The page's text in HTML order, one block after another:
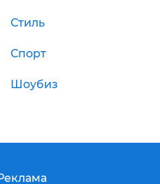
Стиль
Спорт
Шоубиз